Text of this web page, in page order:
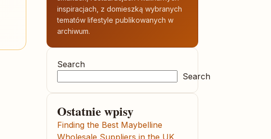
inspiracjach, z domieszką wybranych
tematów lifestyle publikowanych w
archiwum.
Search
Search
Ostatnie wpisy
Finding the Best Maybelline
Wholesale Suppliers in the UK